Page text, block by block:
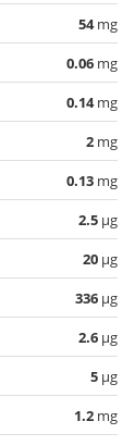
54mg
0.06 mg
0.14mg
2 mg
0.13 mg
2.5 µg
20 µg
336 µg
2.6 µg
5 µg
1.2 mg